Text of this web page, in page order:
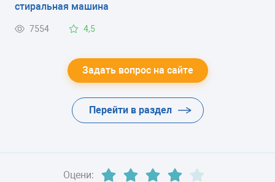
R600a (изобутан)
ВЕС
стиральная машина
7554 4,5
Задать вопрос на сайте
Перейти в раздел
Оцени: